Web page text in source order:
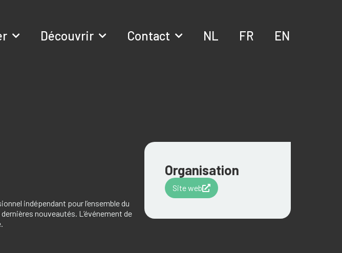
Découvrir Contact NL FR EN
indépendant pour l’ensemble du
nouveautés. L’événement de
Organisation
Site web